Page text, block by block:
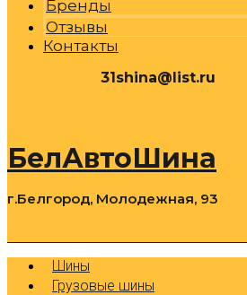
Бренды
Отзывы
Контакты
31shina@list.ru
БелАвтоШина
г.Белгород, Молодежная, 93
Шины
Грузовые шины